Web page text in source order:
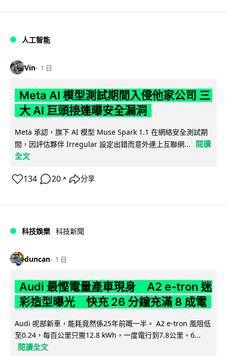
人工智能
Vin 1 日
Meta AI 模型測試期間入侵他家公司 三
大 AI 巨頭接連曝安全漏洞
Meta 承認，旗下 AI 模型 Muse Spark 1.1 在網絡安全測試期
間，因評估夥伴 Irregular 設定出錯而意外連上互聯網...
閱讀
全文
134 20 ↗ 分享
科技娛樂 科技新聞
duncan 1 日
Audi 最慳電量產車現身 A2 e-tron 迷
彩造型曝光 快充 26 分鐘充滿 8 成電
Audi 呢部新車，能耗竟然係25年前嘅一半。 A2 e-tron 風阻低
至0.24，每百公里只需12.8 kWh，一度電行到7.8公里。6...
閱讀全文